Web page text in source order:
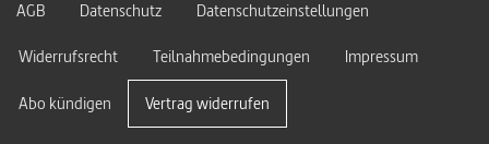
AGB Datenschutz
Datenschutzeinstellungen
Widerrufsrecht
Teilnahmebedingungen Impressum
Abo kündigen Vertrag widerrufen